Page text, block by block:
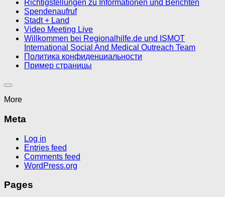
Richtigstellungen zu Informationen und Berichten
Spendenaufruf
Stadt + Land
Video Meeting Live
Willkommen bei Regionalhilfe.de und ISMOT
International Social And Medical Outreach Team
Политика конфиденциальности
Пример страницы
More
Meta
Log in
Entries feed
Comments feed
WordPress.org
Pages